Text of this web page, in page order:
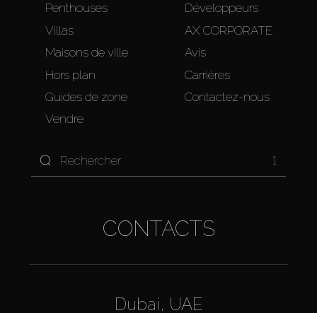
Penthouses
Villas
Maisons de ville
Hors plan
Guides de zone
Vendre
Développeurs
AX CORPORATE
Avis
Carrières
Contactez-nous
1
CONTACTS
Dubai, UAE